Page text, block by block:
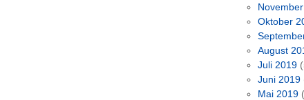
Oktober
August
Juli 2019
Juni 2019
Mai 2019